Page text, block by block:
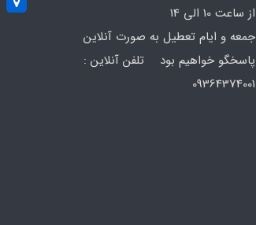
از ساعت 10 الی 14
جمعه و ایام تعطیل به صورت آنلاین
پاسخگو خواهیم بود تلفن آنلاین :